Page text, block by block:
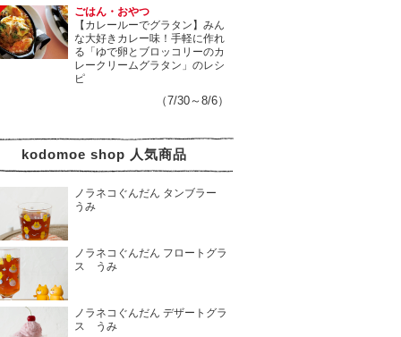
ごはん・おやつ
【カレールーでグラタン】みん
な大好きカレー味！手軽に作れ
る「ゆで卵とブロッコリーのカ
レークリームグラタン」のレシ
ピ
（7/30～8/6）
kodomoe shop 人気商品
ノラネコぐんだん タンブラー
うみ
ノラネコぐんだん フロートグラ
ス うみ
ノラネコぐんだん デザートグラ
ス うみ